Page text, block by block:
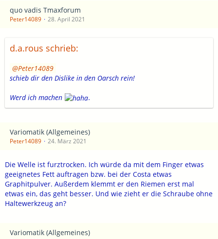
quo vadis Tmaxforum
Peter14089 28. April 2021
d.a.rous schrieb:
Peter14089
schieb dir den Dislike in den Oarsch rein!
Werd ich machen .
Variomatik (Allgemeines)
Peter14089 24. März 2021
Die Welle ist furztrocken. Ich würde da mit dem Finger etwas
geeignetes Fett auftragen bzw. bei der Costa etwas
Graphitpulver. Außerdem klemmt er den Riemen erst mal
etwas ein, das geht besser. Und wie zieht er die Schraube ohne
Haltewerkzeug an?
Variomatik (Allgemeines)